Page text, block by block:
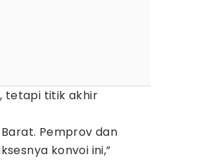
tetapi titik akhir
Pemprov dan
konvoi ini,”